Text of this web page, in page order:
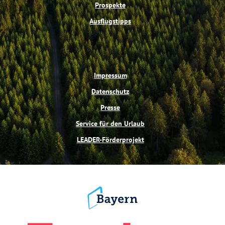
Prospekte
Ausflugstipps
Impressum
Datenschutz
Presse
Service für den Urlaub
LEADER-Förderprojekt